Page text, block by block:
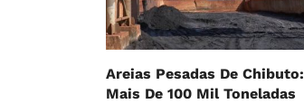
Areias Pesadas De Chibuto:
Mais De 100 Mil Toneladas